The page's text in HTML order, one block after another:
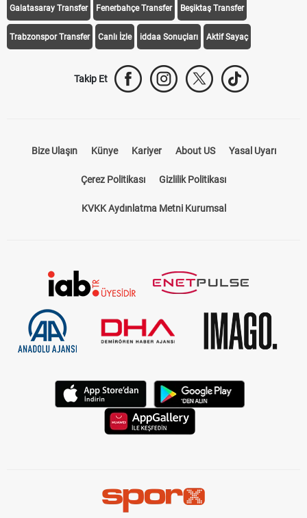
Galatasaray Transfer Fenerbahçe Transfer Beşiktaş Transfer
Trabzonspor Transfer Canlı İzle iddaa Sonuçları Aktif Sayaç
Takip Et
Bize Ulaşın Künye Kariyer About US Yasal Uyarı
Çerez Politikası Gizlilik Politikası
KVKK Aydınlatma Metni Kurumsal